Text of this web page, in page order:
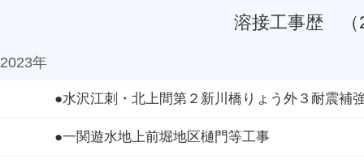
溶接工事歴 （
2023年
●水沢江刺・北上間第２新川橋りょう外３耐震補
●一関遊水地上前堀地区樋門等工事